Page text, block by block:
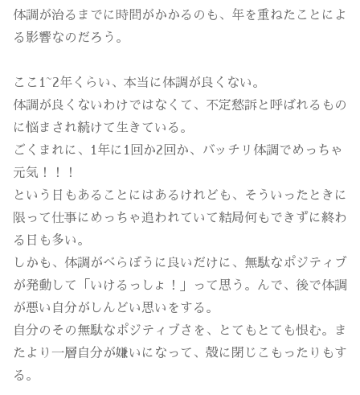
体調が治るまでに時間がかかるのも、年を重ねたことによ
る影響なのだろう。
ここ1~2年くらい、本当に体調が良くない。
体調が良くないわけではなくて、不定愁訴と呼ばれるもの
に悩まされ続けて生きている。
ごくまれに、1年に1回か2回か、バッチリ体調でめっちゃ
元気！！！
という日もあることにはあるけれども、そういったときに
限って仕事にめっちゃ追われていて結局何もできずに終わ
る日も多い。
しかも、体調がべらぼうに良いだけに、無駄なポジティブ
が発動して「いけるっしょ！」って思う。んで、後で体調
が悪い自分がしんどい思いをする。
自分のその無駄なポジティブさを、とてもとても恨む。ま
たより一層自分が嫌いになって、殻に閉じこもったりもす
る。